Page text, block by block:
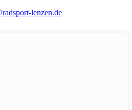
lenzen.de